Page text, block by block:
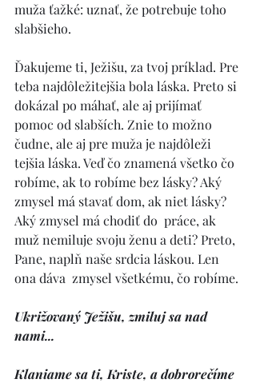
muža ťažké: uznať, že potrebuje toho
slabšieho.
Ďakujeme ti, Ježišu, za tvoj príklad. Pre
teba najdôležitejšia bola láska. Preto si
dokázal po máhať, ale aj prijímať
pomoc od slabších. Znie to možno
čudne, ale aj pre muža je najdôleži
tejšia láska. Veď čo znamená všetko čo
robíme, ak to robíme bez lásky? Aký
zmysel má stavať dom, ak niet lásky?
Aký zmysel má chodiť do  práce, ak
muž nemiluje svoju ženu a deti? Preto,
Pane, naplň naše srdcia láskou. Len
ona dáva  zmysel všetkému, čo robíme.
Ukrižovaný Ježišu, zmiluj sa nad
nami...
Klaniame sa ti, Kriste, a dobrorečíme